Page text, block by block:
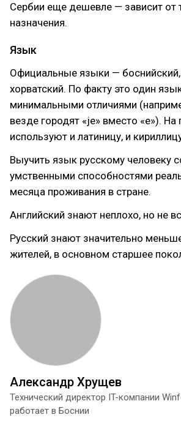
Сербии еще дешевле — зависит от
назначения.
Язык
Официальные языки — боснийский,
хорватский. По факту это один
минимальными отличиями
везде городят «je» вместо «e»). На
используют и латиницу, и
Выучить язык русскому человеку
умственными способностями
месяца проживания в стране.
Английский знают неплохо, но не
Русский знают значительно
жителей, в основном старшее
Александр Хрущев
Технический директор IT-компании
работает в Боснии